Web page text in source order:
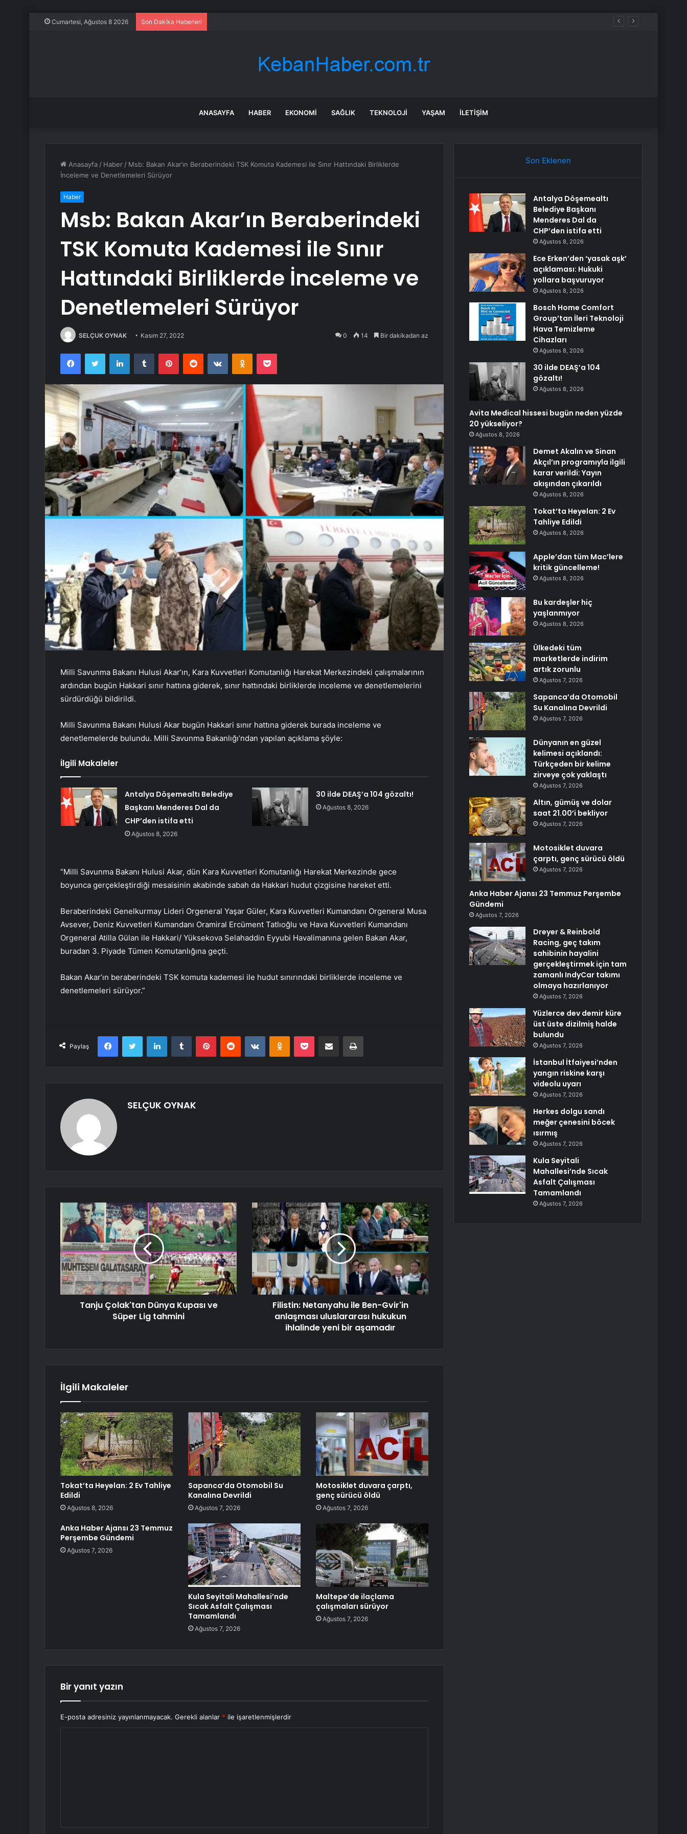
Cumartesi, Ağustos 8 2026 Son Dakika Haberleri
ANASAYFA HABER EKONOMI SAĞLIK TEKNOLOJI YAŞAM İLETIŞIM
Anasayfa / Haber / Msb: Bakan Akar’ın Beraberindeki TSK Komuta Kademesi ile Sınır Hattındaki Birliklerde
İnceleme ve Denetlemeleri Sürüyor
Haber
Msb: Bakan Akar’ın Beraberindeki
TSK Komuta Kademesi ile Sınır
Hattındaki Birliklerde İnceleme ve
Denetlemeleri Sürüyor
SELÇUK OYNAK Kasım 27, 2022 0 14 Bir dakikadan az
FacebookTwitter LinkedInTumblr PinterestReddit VKontakteOdnoklassniki
Pocket
Milli Savunma Bakanı Hulusi Akar’ın, Kara Kuvvetleri Komutanlığı Harekat Merkezindeki çalışmalarının
ardından bugün Hakkari sınır hattına giderek, sınır hattındaki birliklerde inceleme ve denetlemelerini
sürdürdüğü bildirildi.
Milli Savunma Bakanı Hulusi Akar bugün Hakkari sınır hattına giderek burada inceleme ve
denetlemelerde bulundu. Milli Savunma Bakanlığı’ndan yapılan açıklama şöyle:
İlgili Makaleler
Antalya Döşemealtı Belediye
Başkanı Menderes Dal da
CHP’den istifa etti
Ağustos 8, 2026
30 ilde DEAŞ’a 104 gözaltı!
Ağustos 8, 2026
“Milli Savunma Bakanı Hulusi Akar, dün Kara Kuvvetleri Komutanlığı Harekat Merkezinde gece
boyunca gerçekleştirdiği mesaisinin akabinde sabah da Hakkari hudut çizgisine hareket etti.
Beraberindeki Genelkurmay Lideri Orgeneral Yaşar Güler, Kara Kuvvetleri Kumandanı Orgeneral Musa
Avsever, Deniz Kuvvetleri Kumandanı Oramiral Ercüment Tatlıoğlu ve Hava Kuvvetleri Kumandanı
Orgeneral Atilla Gülan ile Hakkari/ Yüksekova Selahaddin Eyyubi Havalimanına gelen Bakan Akar,
buradan 3. Piyade Tümen Komutanlığına geçti.
Bakan Akar’ın beraberindeki TSK komuta kademesi ile hudut sınırındaki birliklerde inceleme ve
denetlemeleri sürüyor.”
Paylaş
FacebookTwitter LinkedInTumblr PinterestReddit VKontakteOdnoklassniki
Pocket E-Posta ile paylaş Yazdır
SELÇUK OYNAK
Tanju Çolak'tan Dünya Kupası ve
Süper Lig tahmini
Filistin: Netanyahu ile Ben-Gvir'in
anlaşması uluslararası hukukun
ihlalinde yeni bir aşamadır
İlgili Makaleler
Tokat’ta Heyelan: 2 Ev Tahliye
Edildi
Ağustos 8, 2026
Sapanca’da Otomobil Su
Kanalına Devrildi
Ağustos 7, 2026
Motosiklet duvara çarptı,
genç sürücü öldü
Ağustos 7, 2026
Anka Haber Ajansı 23 Temmuz
Perşembe Gündemi
Ağustos 7, 2026
Kula Seyitali Mahallesi’nde
Sıcak Asfalt Çalışması
Tamamlandı
Ağustos 7, 2026
Maltepe’de ilaçlama
çalışmaları sürüyor
Ağustos 7, 2026
Bir yanıt yazın
E-posta adresiniz yayınlanmayacak. Gerekli alanlar * ile işaretlenmişlerdir
Son Eklenen
Antalya Döşemealtı
Belediye Başkanı
Menderes Dal da
CHP’den istifa etti
Ağustos 8, 2026
Ece Erken’den ‘yasak aşk’
açıklaması: Hukuki
yollara başvuruyor
Ağustos 8, 2026
Bosch Home Comfort
Group’tan İleri Teknoloji
Hava Temizleme
Cihazları
Ağustos 8, 2026
30 ilde DEAŞ’a 104
gözaltı!
Ağustos 8, 2026
Avita Medical hissesi bugün neden yüzde
20 yükseliyor?
Ağustos 8, 2026
Demet Akalın ve Sinan
Akçıl’ın programıyla ilgili
karar verildi: Yayın
akışından çıkarıldı
Ağustos 8, 2026
Tokat’ta Heyelan: 2 Ev
Tahliye Edildi
Ağustos 8, 2026
Apple’dan tüm Mac’lere
kritik güncelleme!
Ağustos 8, 2026
Bu kardeşler hiç
yaşlanmıyor
Ağustos 8, 2026
Ülkedeki tüm
marketlerde indirim
artık zorunlu
Ağustos 7, 2026
Sapanca’da Otomobil
Su Kanalına Devrildi
Ağustos 7, 2026
Dünyanın en güzel
kelimesi açıklandı:
Türkçeden bir kelime
zirveye çok yaklaştı
Ağustos 7, 2026
Altın, gümüş ve dolar
saat 21.00’i bekliyor
Ağustos 7, 2026
Motosiklet duvara
çarptı, genç sürücü öldü
Ağustos 7, 2026
Anka Haber Ajansı 23 Temmuz Perşembe
Gündemi
Ağustos 7, 2026
Dreyer & Reinbold
Racing, geç takım
sahibinin hayalini
gerçekleştirmek için tam
zamanlı IndyCar takımı
olmaya hazırlanıyor
Ağustos 7, 2026
Yüzlerce dev demir küre
üst üste dizilmiş halde
bulundu
Ağustos 7, 2026
İstanbul İtfaiyesi’nden
yangın riskine karşı
videolu uyarı
Ağustos 7, 2026
Herkes dolgu sandı
meğer çenesini böcek
ısırmış
Ağustos 7, 2026
Kula Seyitali
Mahallesi’nde Sıcak
Asfalt Çalışması
Tamamlandı
Ağustos 7, 2026